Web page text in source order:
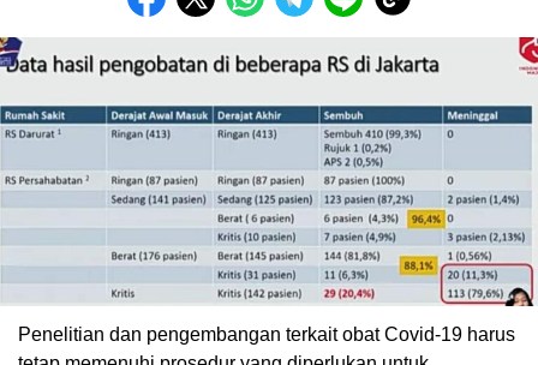
Penelitian dan pengembangan terkait obat Covid-19 harus